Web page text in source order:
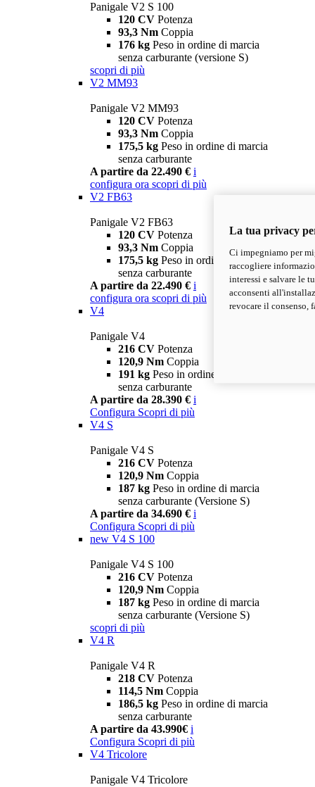
Panigale V2 S 100
120 CV Potenza
93,3 Nm Coppia
176 kg Peso in ordine di marcia
senza carburante (versione S)
scopri di più
V2 MM93
Panigale V2 MM93
120 CV Potenza
93,3 Nm Coppia
175,5 kg Peso in ordine di marcia
senza carburante
A partire da 22.490 € i
configura ora scopri di più
V2 FB63
Panigale V2 FB63
120 CV Potenza
93,3 Nm Coppia
175,5 kg Peso in ordine di marcia
senza carburante
A partire da 22.490 € i
configura ora scopri di più
V4
Panigale V4
216 CV Potenza
120,9 Nm Coppia
191 kg Peso in ordine di marcia
senza carburante
A partire da 28.390 € i
Configura Scopri di più
V4 S
Panigale V4 S
216 CV Potenza
120,9 Nm Coppia
187 kg Peso in ordine di marcia
senza carburante (Versione S)
A partire da 34.690 € i
Configura Scopri di più
new V4 S 100
Panigale V4 S 100
216 CV Potenza
120,9 Nm Coppia
187 kg Peso in ordine di marcia
senza carburante (Versione S)
scopri di più
V4 R
Panigale V4 R
218 CV Potenza
114,5 Nm Coppia
186,5 kg Peso in ordine di marcia
senza carburante
A partire da 43.990€ i
Configura Scopri di più
V4 Tricolore
Panigale V4 Tricolore
La tua privacy
Ci impegniamo per
raccogliere
interessi e salvare le
acconsenti
revocare il consenso,